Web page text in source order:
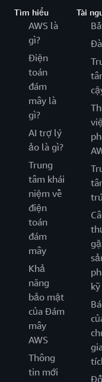
Tìm hiểu
AWS là
gì?
Điện
toán
đám
mây là
gì?
AI trợ lý
ảo là gì?
Trung
tâm khái
niệm về
điện
toán
đám
mây
Khả
năng
bảo mật
của Đám
mây
AWS
Thông
tin mới
Tài